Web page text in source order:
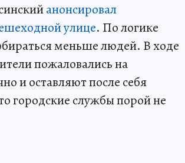
анонсировал
улице. По логике
меньше людей. В ходе
пожаловались на
и оставляют после себя
городские службы порой не